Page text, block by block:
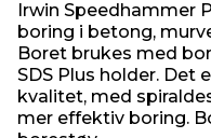
Irwin Speedhammer
boring i betong,
Boret brukes med
SDS Plus holder. Det
kvalitet, med
mer effektiv boring.